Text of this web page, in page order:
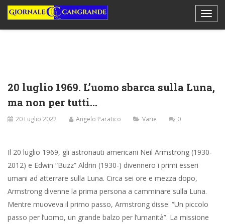
20 luglio 1969. L’uomo sbarca sulla Luna,
ma non per tutti…
20 Luglio 2022 Angelo Paratico Varie 0
Il 20 luglio 1969, gli astronauti americani Neil Armstrong (1930-
2012) e Edwin “Buzz” Aldrin (1930-) divennero i primi esseri
umani ad atterrare sulla Luna. Circa sei ore e mezza dopo,
Armstrong divenne la prima persona a camminare sulla Luna.
Mentre muoveva il primo passo, Armstrong disse: “Un piccolo
passo per l’uomo, un grande balzo per l’umanità”. La missione